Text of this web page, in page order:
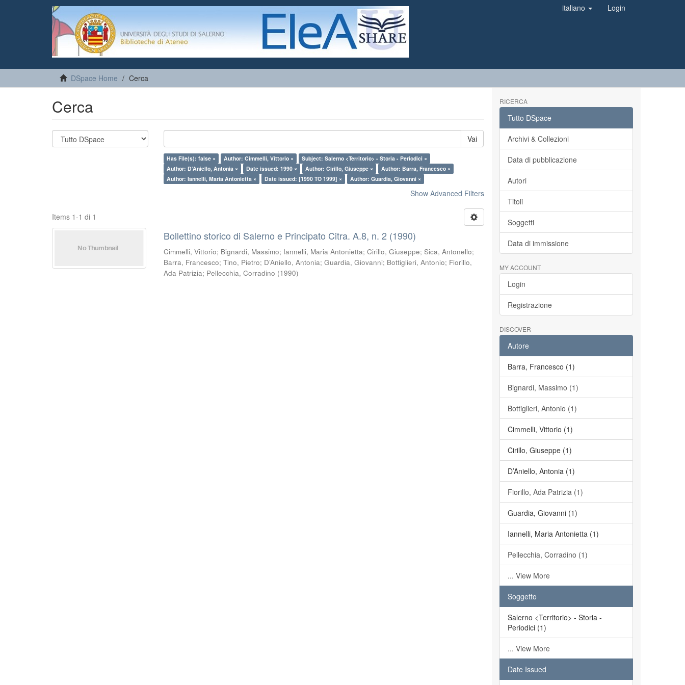
italiano Login
DSpace Home Cerca
Cerca
Vai
Has File(s): false × Author: Cimmelli, Vittorio ×
Subject: Salerno <Territorio> - Storia - Periodici ×
Author: D’Aniello, Antonia ×
Date issued: 1990 × Author: Cirillo, Giuseppe ×
Author: Barra, Francesco ×
Author: Iannelli, Maria Antonietta ×
Date issued: [1990 TO 1999] × Author: Guardia, Giovanni ×
Show Advanced Filters
Items 1-1 di 1
Bollettino storico di Salerno e Principato Citra. A.8, n. 2 (1990)
Cimmelli, Vittorio; Bignardi, Massimo; Iannelli, Maria Antonietta;Cirillo, Giuseppe;Sica, Antonello;
Barra, Francesco;Tino, Pietro; D’Aniello, Antonia;Guardia, Giovanni; Bottiglieri, Antonio; Fiorillo,
Ada Patrizia; Pellecchia, Corradino (1990)
RICERCA
Tutto DSpace
Archivi & Collezioni
Data di pubblicazione
Autori
Titoli
Soggetti
Data di immissione
MY ACCOUNT
Login
Registrazione
DISCOVER
Autore
Barra, Francesco (1)
Bignardi, Massimo (1)
Bottiglieri, Antonio (1)
Cimmelli, Vittorio (1)
Cirillo, Giuseppe (1)
D’Aniello, Antonia (1)
Fiorillo, Ada Patrizia (1)
Guardia, Giovanni (1)
Iannelli, Maria Antonietta (1)
Pellecchia, Corradino (1)
... View More
Soggetto
Salerno <Territorio> - Storia -
Periodici (1)
... View More
Date Issued